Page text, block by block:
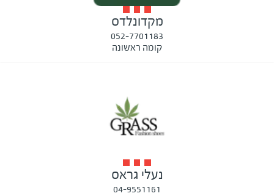
מקדונלדס
052-7701183
קומה ראשונה
נעלי גראס
04-9551161